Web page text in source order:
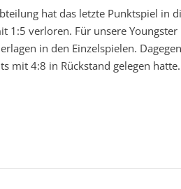
hat das letzte Punktspiel in
1:5 verloren. Für unsere Youngster
in den Einzelspielen.
mit 4:8 in Rückstand gelegen